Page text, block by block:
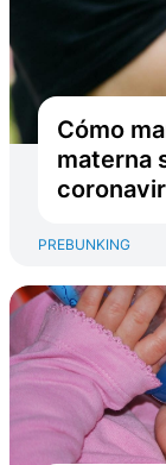
Cómo
materna
PREBUNKING